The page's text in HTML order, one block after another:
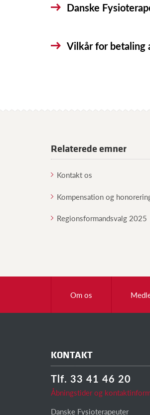
Danske
Vilkår for betaling
Relaterede emner
Kontakt os
Kompensation og
Regionsformandsvalg 2025
Om os
KONTAKT
Tlf. 33 41 46 20
Åbningstider og
Danske Fysioterapeuter